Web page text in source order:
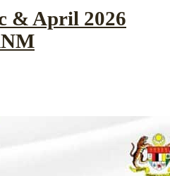
& April 2026